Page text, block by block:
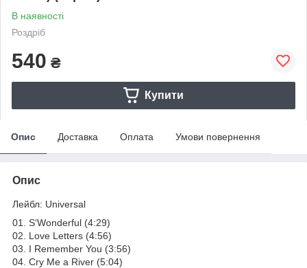
В наявності
Роздріб
540 ₴
Купити
Опис Доставка Оплата Умови повернення
Опис
Лейбл: Universal
01. S‘Wonderful (4:29)
02. Love Letters (4:56)
03. I Remember You (3:56)
04. Cry Me a River (5:04)